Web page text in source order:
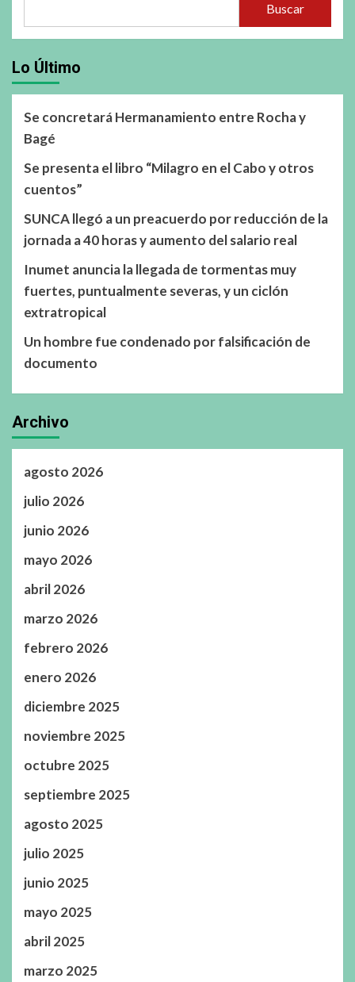
Buscar
Lo Último
Se concretará Hermanamiento entre Rocha y
Bagé
Se presenta el libro “Milagro en el Cabo y otros
cuentos”
SUNCA llegó a un preacuerdo por reducción de la
jornada a 40 horas y aumento del salario real
Inumet anuncia la llegada de tormentas muy
fuertes, puntualmente severas, y un ciclón
extratropical
Un hombre fue condenado por falsificación de
documento
Archivo
agosto 2026
julio 2026
junio 2026
mayo 2026
abril 2026
marzo 2026
febrero 2026
enero 2026
diciembre 2025
noviembre 2025
octubre 2025
septiembre 2025
agosto 2025
julio 2025
junio 2025
mayo 2025
abril 2025
marzo 2025